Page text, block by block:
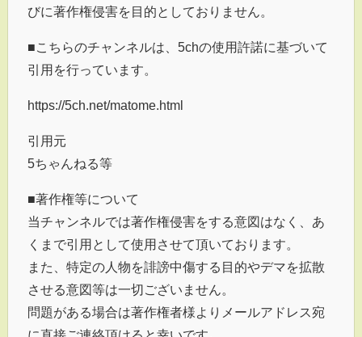
びに著作権侵害を目的としておりません。
■こちらのチャンネルは、5chの使用許諾に基づいて
引用を行っています。
https://5ch.net/matome.html
引用元
5ちゃんねる等
■著作権等について
当チャンネルでは著作権侵害をする意図はなく、あ
くまで引用として使用させて頂いております。
また、特定の人物を誹謗中傷する目的やデマを拡散
させる意図等は一切ございません。
問題がある場合は著作権者様よりメールアドレス宛